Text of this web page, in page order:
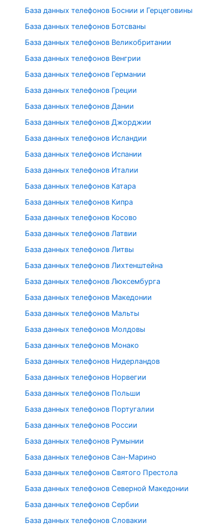
База данных телефонов Боснии и Герцеговины
База данных телефонов Ботсваны
База данных телефонов Великобритании
База данных телефонов Венгрии
База данных телефонов Германии
База данных телефонов Греции
База данных телефонов Дании
База данных телефонов Джорджии
База данных телефонов Исландии
База данных телефонов Испании
База данных телефонов Италии
База данных телефонов Катара
База данных телефонов Кипра
База данных телефонов Косово
База данных телефонов Латвии
База данных телефонов Литвы
База данных телефонов Лихтенштейна
База данных телефонов Люксембурга
База данных телефонов Македонии
База данных телефонов Мальты
База данных телефонов Молдовы
База данных телефонов Монако
База данных телефонов Нидерландов
База данных телефонов Норвегии
База данных телефонов Польши
База данных телефонов Португалии
База данных телефонов России
База данных телефонов Румынии
База данных телефонов Сан-Марино
База данных телефонов Святого Престола
База данных телефонов Северной Македонии
База данных телефонов Сербии
База данных телефонов Словакии